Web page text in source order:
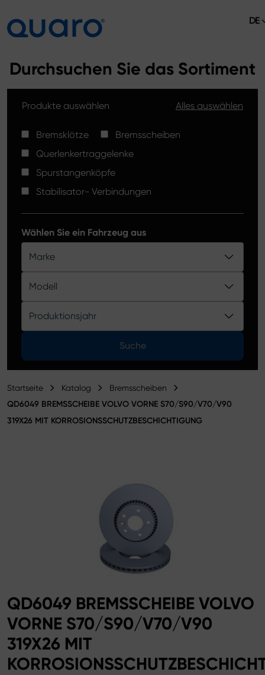
Bremsklötze
Bremsscheiben High Carbon
Spurstangenköpfe
Bremsklötze Silver Ceramic
Produktkatalog
Aktuelles
Verkaufsstellen
Kontakt
DE
Durchsuchen Sie das Sortiment
Produkte auswählen Alles auswählen
Bremsklötze
Bremsscheiben
Querlenkertraggelenke
Spurstangenköpfe
Stabilisator- Verbindungen
Wählen Sie ein Fahrzeug aus
Marke
Modell
Produktionsjahr
Suche
Startseite Katalog Bremsscheiben
QD6049 BREMSSCHEIBE VOLVO VORNE S70/S90/V70/V90
319X26 MIT KORROSIONSSCHUTZBESCHICHTIGUNG
QD6049 BREMSSCHEIBE VOLVO
VORNE S70/S90/V70/V90
319X26 MIT